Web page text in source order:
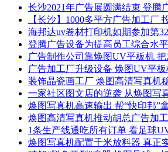
长沙2021年广告展圆满结束 登腾
【长沙】1000多平方广告加工厂
海邦达uv卷材打印机如期参加第
登腾广告设备为提高员工综合水
广告制作公司靠焕图UV平板机
广告加工厂升级设备 焕图UV平
装饰晶瓷画工厂 焕图高清写真机
一家社区图文店的逆袭 从焕图写
焕图写真机高速输出 帮“快印邦”
焕图高清写真机推动胡总广告加
1条生产线通吃所有订单 看足球
焕图写真机配置千米放料器 真正